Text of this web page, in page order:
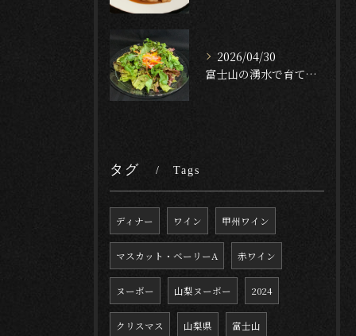
2026/04/30
富士山の湧水で育てたクレソンのサラダ🥬✨[English f...
タグ Tags
ディナー ワイン 甲州ワイン
マスカット・ベーリーA 赤ワイン
ヌーボー 山梨ヌーボー 2024
クリスマス 山梨県 富士山